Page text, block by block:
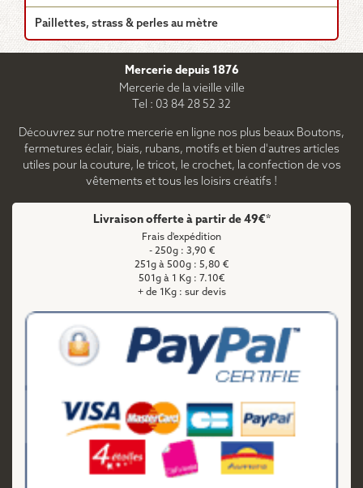
Paillettes, strass & perles au mètre
Mercerie depuis 1876
Mercerie de la vieille ville
Tel : 03 84 28 52 32
Découvrez sur notre mercerie en ligne nos plus beaux Boutons,
fermetures éclair, biais, rubans, motifs et bien d'autres articles
utiles pour la couture, le tricot, le crochet, la confection de vos
vêtements et tous les loisirs créatifs !
Livraison offerte à partir de 49€*
Frais d'expédition
- 250g : 3,90 €
251g à 500g : 5,80 €
501g à 1 Kg : 7.10€
+ de 1Kg : sur devis